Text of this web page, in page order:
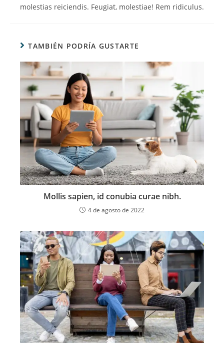
molestias reiciendis. Feugiat, molestiae! Rem ridiculus.
TAMBIÉN PODRÍA GUSTARTE
Mollis sapien, id conubia curae nibh.
4 de agosto de 2022